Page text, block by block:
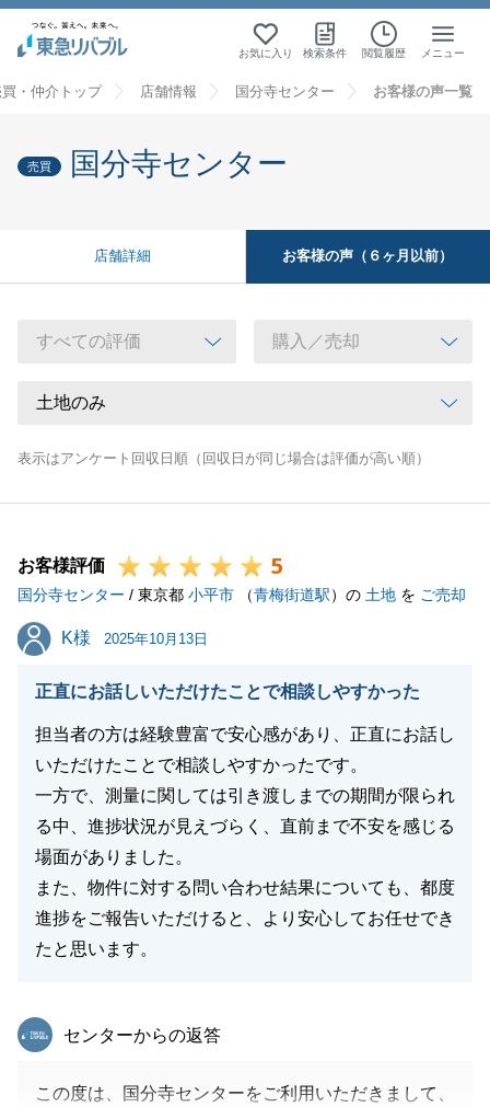
お気に入り 検索条件 閲覧履歴 メニュー
・仲介トップ 店舗情報 国分寺センター お客様の声一覧
売買 国分寺センター
店舗詳細 お客様の声（６ヶ月以前）
表示はアンケート回収日順（回収日が同じ場合は評価が高い順）
お客様評価 5
国分寺センター / 東京都 小平市 （青梅街道駅）の 土地 を ご売却
K様
K様 2025年10月13日
正直にお話しいただけたことで相談しやすかった
担当者の方は経験豊富で安心感があり、正直にお話し
いただけたことで相談しやすかったです。
一方で、測量に関しては引き渡しまでの期間が限られ
る中、進捗状況が見えづらく、直前まで不安を感じる
場面がありました。
また、物件に対する問い合わせ結果についても、都度
進捗をご報告いただけると、より安心してお任せでき
たと思います。
東急リバブル
センターからの返答
この度は、国分寺センターをご利用いただきまして、